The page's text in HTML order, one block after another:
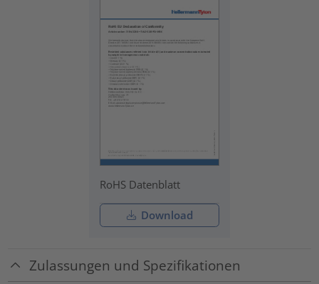
RoHS Datenblatt
Download
Zulassungen und Spezifikationen